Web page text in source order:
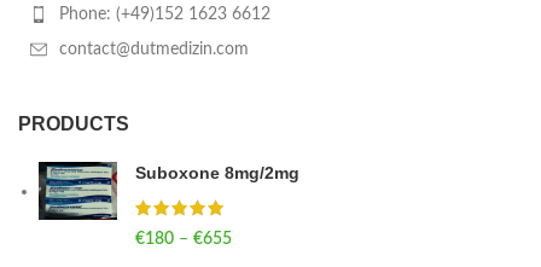
Phone: (+49)152 1623 6612
contact@dutmedizin.com
PRODUCTS
Suboxone 8mg/2mg
€180 – €655